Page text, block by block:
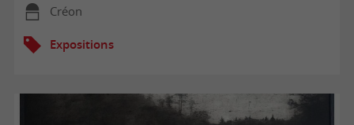
Créon
Expositions